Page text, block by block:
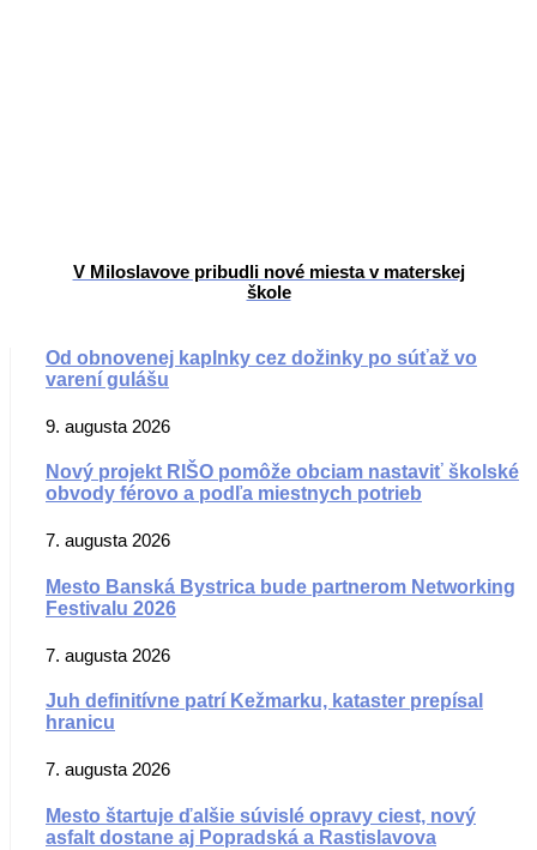
V Miloslavove pribudli nové miesta v materskej
škole
Od obnovenej kaplnky cez dožinky po súťaž vo
varení gulášu
9. augusta 2026
Nový projekt RIŠO pomôže obciam nastaviť školské
obvody férovo a podľa miestnych potrieb
7. augusta 2026
Mesto Banská Bystrica bude partnerom Networking
Festivalu 2026
7. augusta 2026
Juh definitívne patrí Kežmarku, kataster prepísal
hranicu
7. augusta 2026
Mesto štartuje ďalšie súvislé opravy ciest, nový
asfalt dostane aj Popradská a Rastislavova